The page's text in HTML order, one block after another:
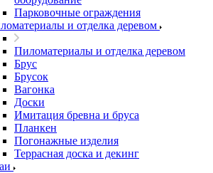
Парковочные ограждения
и отделка деревом
Пиломатериалы и отделка деревом
Брус
Брусок
Вагонка
Доски
Имитация бревна и бруса
Планкен
Погонажные изделия
Террасная доска и декинг